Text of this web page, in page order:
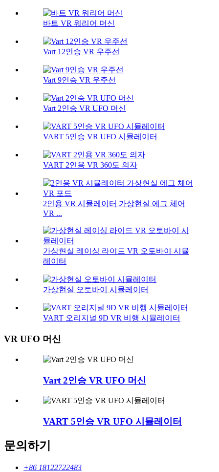
바트 VR 워리어 머신
Vart 12인승 VR 우주선
Vart 9인승 VR 우주선
Vart 2인승 VR UFO 머신
VART 5인승 VR UFO 시뮬레이터
VART 2인용 VR 360도 의자
2인용 VR 시뮬레이터 가상현실 에그 체어
VR ...
가상현실 레이싱 라이드 VR 오토바이 시뮬
레이터
가상현실 오토바이 시뮬레이터
VART 오리지널 9D VR 비행 시뮬레이터
VR UFO 머신
Vart 2인승 VR UFO 머신
VART 5인승 VR UFO 시뮬레이터
문의하기
+86 18122722483